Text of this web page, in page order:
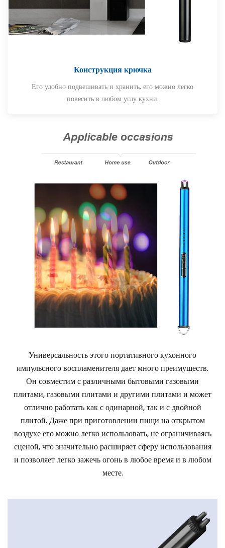
Конструкция крючка
Его удобно подвешивать и хранить, его можно легко
повесить в любом углу кухни.
Универсальность этого портативного кухонного
импульсного воспламенителя дает много преимуществ.
Он совместим с различными бытовыми газовыми
плитами, газовыми плитами и другими плитами и может
отлично работать как с одинарной, так и с двойной
плитой. Даже при приготовлении пищи на открытом
воздухе его можно легко использовать, не ограничиваясь
сценой, что значительно расширяет сферу использования
и позволяет легко зажечь огонь в любое время и в любом
месте.